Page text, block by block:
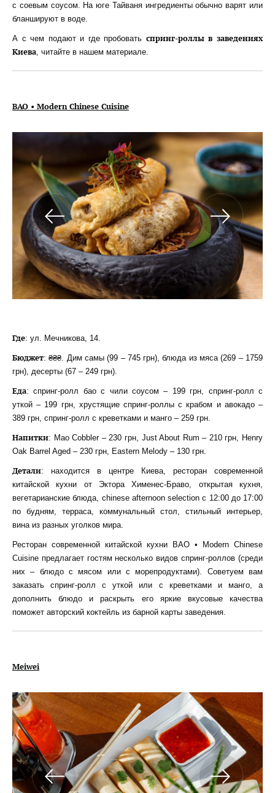
с соевым соусом. На юге Тайваня ингредиенты обычно варят или
бланшируют в воде.
А с чем подают и где пробовать спринг-роллы в заведениях
Киева, читайте в нашем материале.
BAO • Modern Chinese Cuisine
Где: ул. Мечникова, 14.
Бюджет: ₴₴₴. Дим самы (99 – 745 грн), блюда из мяса (269 – 1759
грн), десерты (67 – 249 грн).
Еда: спринг-ролл бао с чили соусом – 199 грн, спринг-ролл с
уткой – 199 грн, хрустящие спринг-роллы с крабом и авокадо –
389 грн, спринг-ролл с креветками и манго – 259 грн.
Напитки: Mao Cobbler – 230 грн, Just About Rum – 210 грн, Henry
Oak Barrel Aged – 230 грн, Eastern Melody – 130 грн.
Детали: находится в центре Киева, ресторан современной
китайской кухни от Эктора Хименес-Браво, открытая кухня,
вегетарианские блюда, chinese afternoon selection с 12:00 до 17:00
по будням, терраса, коммунальный стол, стильный интерьер,
вина из разных уголков мира.
Ресторан современной китайской кухни BAO • Modern Chinese
Cuisine предлагает гостям несколько видов спринг-роллов (среди
них – блюдо с мясом или с морепродуктами). Советуем вам
заказать спринг-ролл с уткой или с креветками и манго, а
дополнить блюдо и раскрыть его яркие вкусовые качества
поможет авторский коктейль из барной карты заведения.
Meiwei